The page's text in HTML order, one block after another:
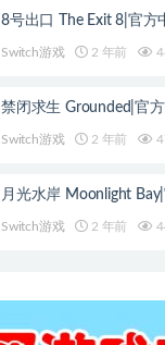
8号出口 The Exit 8|官方
Switch游戏 2 年前
禁闭求生 Grounded|官
Switch游戏 2 年前
月光水岸 Moonlight
Switch游戏 2 年前